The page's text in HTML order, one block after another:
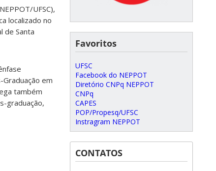
UFSC),
localizado no
de Santa
em
também
graduação,
Favoritos
UFSC
Facebook do NEPPOT
Diretório CNPq NEPPOT
CNPq
CAPES
POP/Propesq/UFSC
Instragram NEPPOT
CONTATOS